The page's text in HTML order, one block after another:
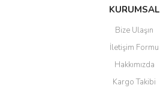
KURUMSAL
Bize Ulaşın
İletişim Formu
Hakkımızda
Kargo Takibi